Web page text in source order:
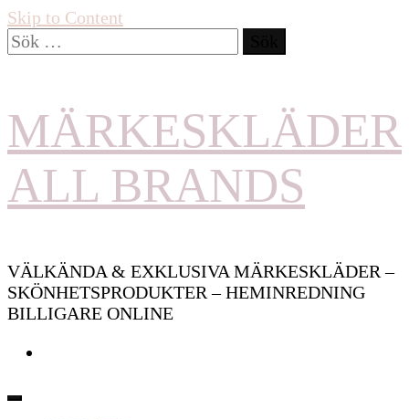
Skip to Content
Sök
efter:
MÄRKESKLÄDER
ALL BRANDS
VÄLKÄNDA & EXKLUSIVA MÄRKESKLÄDER –
SKÖNHETSPRODUKTER – HEMINREDNING
BILLIGARE ONLINE